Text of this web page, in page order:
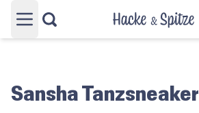
Hauptmenü öffnen
Sansha Tanzsneaker